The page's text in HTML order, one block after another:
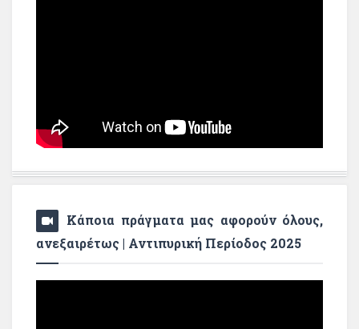
Κάποια πράγματα μας αφορούν όλους,
ανεξαιρέτως | Αντιπυρική Περίοδος 2025